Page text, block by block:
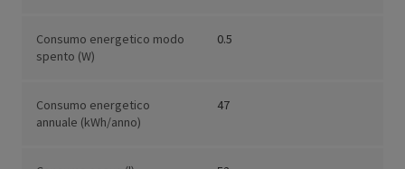
Consumo energetico modo
spento (W)
0.5
Consumo energetico
annuale (kWh/anno)
47